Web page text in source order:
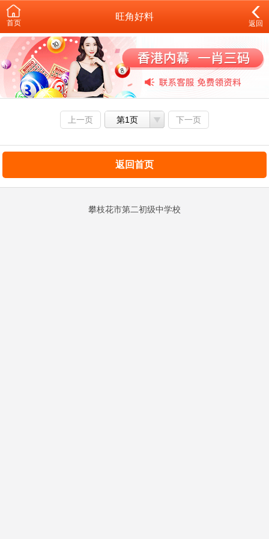
首页
旺角好料
返回
上一页 第1页 下一页
返回首页
攀枝花市第二初级中学校